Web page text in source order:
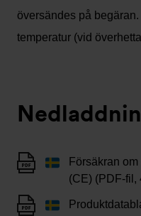
översändes på
temperatur (vid
Försäkran
(CE) (PDF-fil,